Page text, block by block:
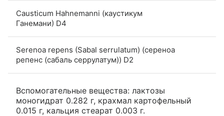
Causticum Hahnemanni (каустикум
Ганемани) D4
Serenoa repens (Sabal serrulatum) (сереноа
репенс (сабаль серрулатум)) D2
Вспомогательные вещества: лактозы
моногидрат 0.282 г, крахмал картофельный
0.015 г, кальция стеарат 0.003 г.